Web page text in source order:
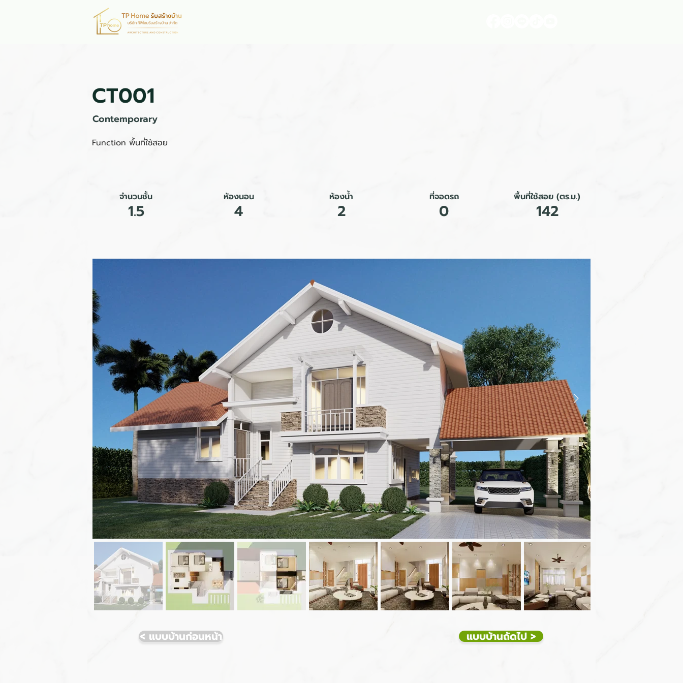
CT001
Contemporary
Function พื้นที่ใช้สอย
จำนวนชั้น
1.5
ห้องนอน
4
ห้องน้ำ
2
ที่จอดรถ
0
พื้นที่ใช้สอย (ตร.ม.)
142
< แบบบ้านก่อนหน้า แบบบ้านถัดไป >